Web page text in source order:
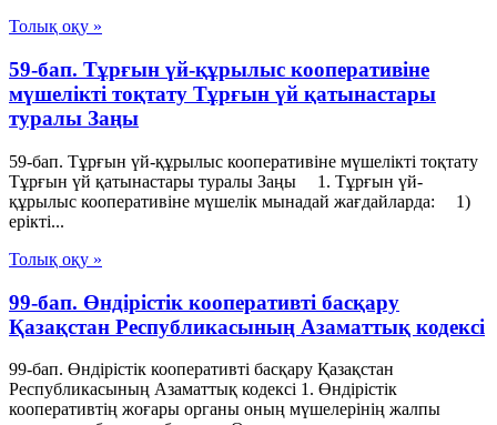
Толық оқу »
59-бап. Тұрғын үй-құрылыс кооперативіне
мүшелікті тоқтату Тұрғын үй қатынастары
туралы Заңы
59-бап. Тұрғын үй-құрылыс кооперативіне мүшелікті тоқтату
Тұрғын үй қатынастары туралы Заңы 1. Тұрғын үй-
құрылыс кооперативіне мүшелік мынадай жағдайларда: 1)
ерікті...
Толық оқу »
99-бап. Өндiрiстiк кооперативтi басқару
Қазақстан Республикасының Азаматтық кодексi
99-бап. Өндiрiстiк кооперативтi басқару Қазақстан
Республикасының Азаматтық кодексi 1. Өндiрiстiк
кооперативтiң жоғары органы оның мүшелерiнiң жалпы